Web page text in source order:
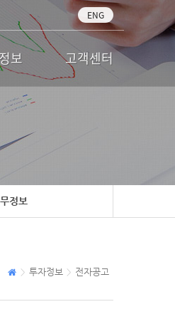
ENG
보 고객센터
정보
투자정보 전자공고